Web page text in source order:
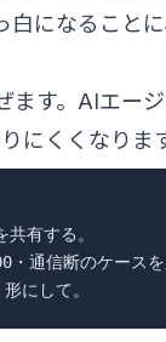
白になること
ます。AIエー
にくくなります
有する。
通信断のケースを